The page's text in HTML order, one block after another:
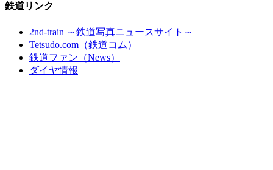
鉄道リンク
2nd-train ～鉄道写真ニュースサイト～
Tetsudo.com（鉄道コム）
鉄道ファン（News）
ダイヤ情報